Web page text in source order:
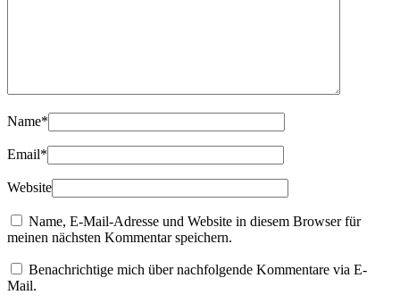
Name*
Email*
Website
Name, E-Mail-Adresse und Website in diesem Browser für
meinen nächsten Kommentar speichern.
Benachrichtige mich über nachfolgende Kommentare via E-
Mail.